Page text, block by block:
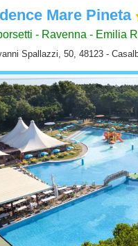
Mare Pineta
- Ravenna - Emilia
Spallazzi, 50, 48123 -